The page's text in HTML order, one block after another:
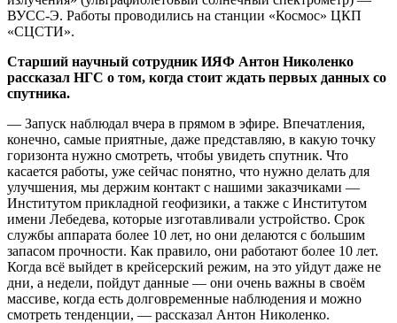
ВУСС-Э. Работы проводились на станции «Космос» ЦКП
«СЦСТИ».
Старший научный сотрудник ИЯФ Антон Николенко
рассказал НГС о том, когда стоит ждать первых данных со
спутника.
— Запуск наблюдал вчера в прямом в эфире. Впечатления,
конечно, самые приятные, даже представляю, в какую точку
горизонта нужно смотреть, чтобы увидеть спутник. Что
касается работы, уже сейчас понятно, что нужно делать для
улучшения, мы держим контакт с нашими заказчиками —
Институтом прикладной геофизики, а также с Институтом
имени Лебедева, которые изготавливали устройство. Срок
службы аппарата более 10 лет, но они делаются с большим
запасом прочности. Как правило, они работают более 10 лет.
Когда всё выйдет в крейсерский режим, на это уйдут даже не
дни, а недели, пойдут данные — они очень важны в своём
массиве, когда есть долговременные наблюдения и можно
смотреть тенденции, — рассказал Антон Николенко.